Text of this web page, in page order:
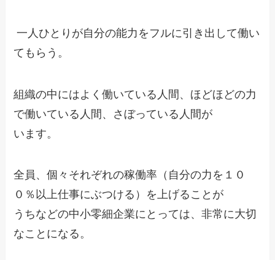
一人ひとりが自分の能力をフルに引き出して働い
てもらう。
組織の中にはよく働いている人間、ほどほどの力
で働いている人間、さぼっている人間が
います。
全員、個々それぞれの稼働率（自分の力を１０
０％以上仕事にぶつける）を上げることが
うちなどの中小零細企業にとっては、非常に大切
なことになる。